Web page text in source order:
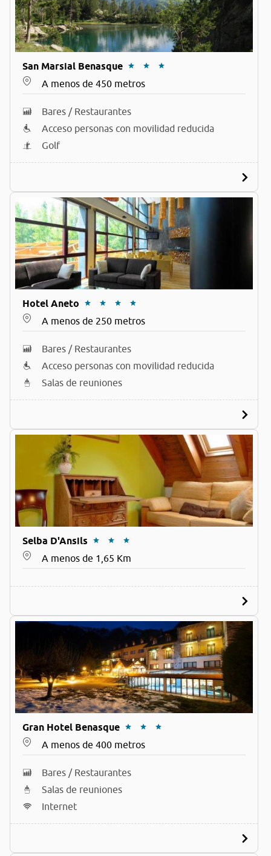
San Marsial Benasque
A menos de 450 metros
Bares / Restaurantes
Acceso personas con movilidad reducida
Golf
Hotel Aneto
A menos de 250 metros
Bares / Restaurantes
Acceso personas con movilidad reducida
Salas de reuniones
Selba D'Ansils
A menos de 1,65 Km
Gran Hotel Benasque
A menos de 400 metros
Bares / Restaurantes
Salas de reuniones
Internet